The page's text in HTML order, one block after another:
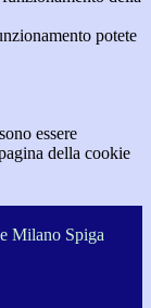
potete
essere
della cookie
Milano Spiga